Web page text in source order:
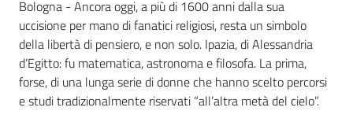
Contenuto
Bologna - Ancora oggi, a più di 1600 anni dalla sua
uccisione per mano di fanatici religiosi, resta un simbolo
della libertà di pensiero, e non solo. Ipazia, di Alessandria
d’Egitto: fu matematica, astronoma e filosofa. La prima,
forse, di una lunga serie di donne che hanno scelto percorsi
e studi tradizionalmente riservati “all’altra metà del cielo”.